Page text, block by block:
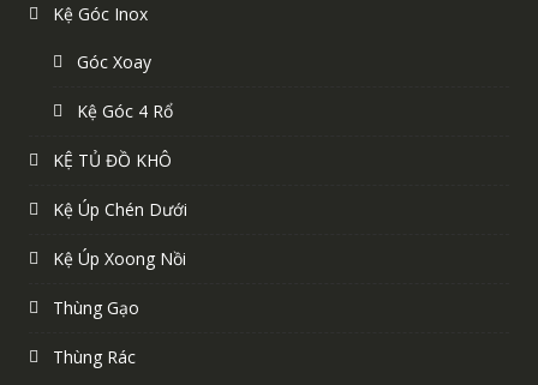
Kệ Góc Inox
Góc Xoay
Kệ Góc 4 Rổ
KỆ TỦ ĐỒ KHÔ
Kệ Úp Chén Dưới
Kệ Úp Xoong Nồi
Thùng Gạo
Thùng Rác